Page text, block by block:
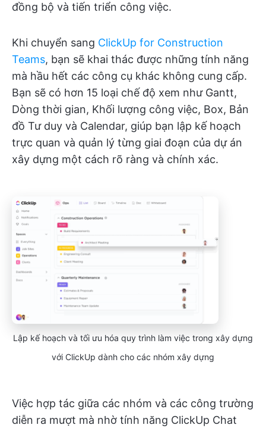
đồng bộ và tiến triển công việc.
Khi chuyển sang ClickUp for Construction
Teams, bạn sẽ khai thác được những tính năng
mà hầu hết các công cụ khác không cung cấp.
Bạn sẽ có hơn 15 loại chế độ xem như Gantt,
Dòng thời gian, Khối lượng công việc, Box, Bản
đồ Tư duy và Calendar, giúp bạn lập kế hoạch
trực quan và quản lý từng giai đoạn của dự án
xây dựng một cách rõ ràng và chính xác.
Lập kế hoạch và tối ưu hóa quy trình làm việc trong xây dựng
với ClickUp dành cho các nhóm xây dựng
Việc hợp tác giữa các nhóm và các công trường
diễn ra mượt mà nhờ tính năng ClickUp Chat